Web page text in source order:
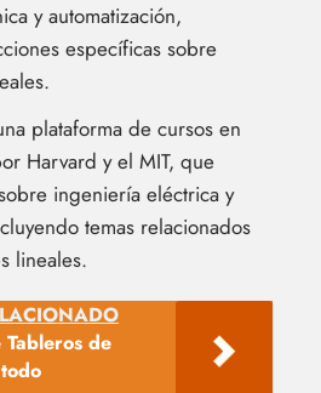
y automatización,
específicas sobre
plataforma de cursos en
Harvard y el MIT, que
ingeniería eléctrica y
temas relacionados
lineales.
de